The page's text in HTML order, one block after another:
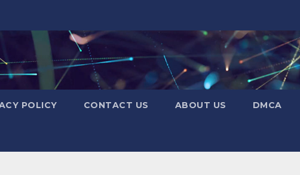
POLICY CONTACT US ABOUT US DMCA